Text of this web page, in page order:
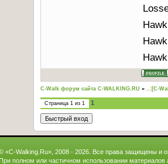
C-Walk форум сайта C-WALKING.RU » ..:[C-
Страница 1 из 1 1
«C-Walking.Ru», 2008 - 2026. Все права защищены и
При полном или частичном использовании материалов